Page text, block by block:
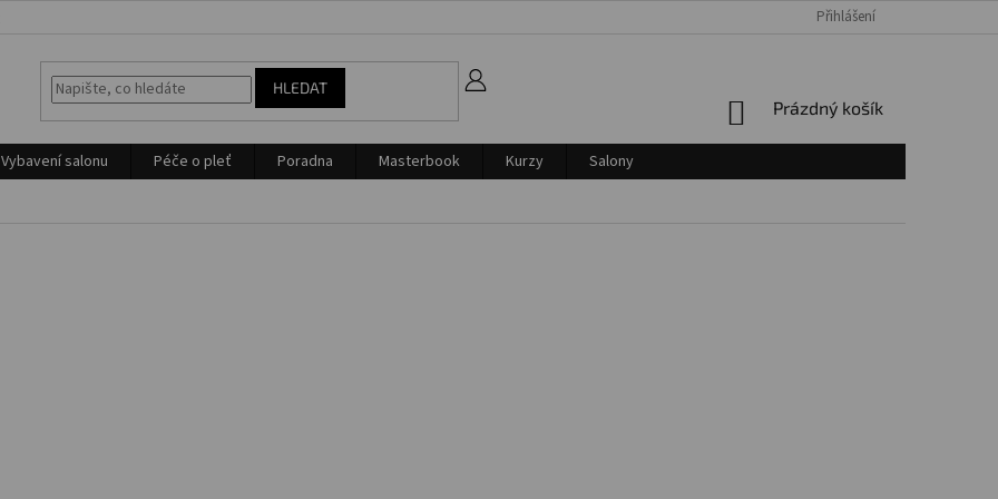
Přihlášení
HLEDAT
NÁKUPNÍ
Prázdný košík
Vybavení salonu Péče o pleť Poradna Masterbook Kurzy
Salony